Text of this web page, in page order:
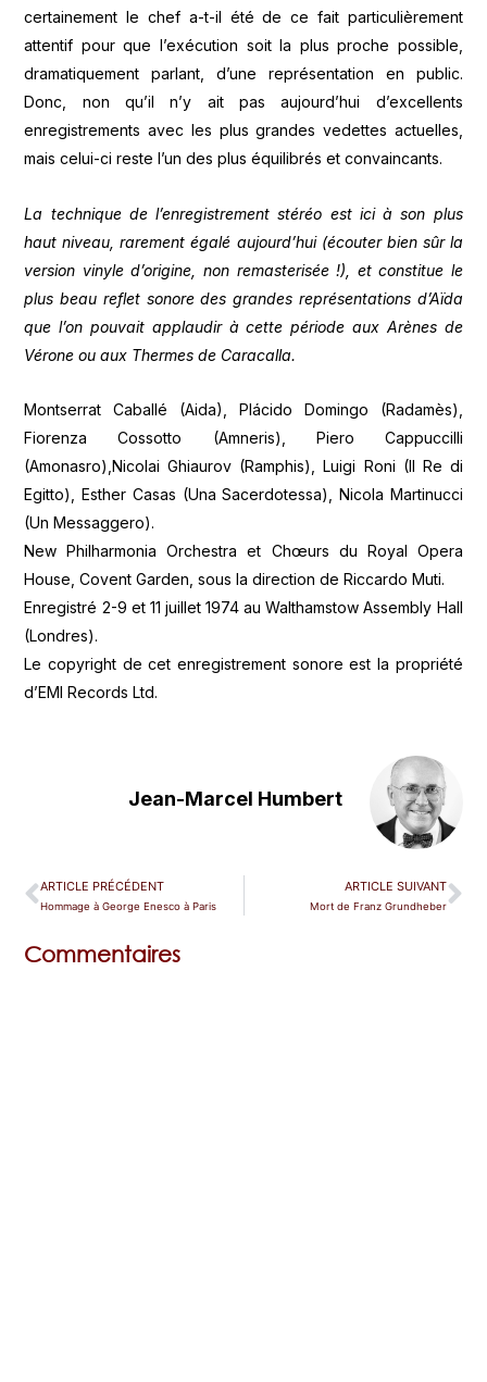
certainement le chef a-t-il été de ce fait particulièrement
attentif pour que l’exécution soit la plus proche possible,
dramatiquement parlant, d’une représentation en public.
Donc, non qu’il n’y ait pas aujourd’hui d’excellents
enregistrements avec les plus grandes vedettes actuelles,
mais celui-ci reste l’un des plus équilibrés et convaincants.
La technique de l’enregistrement stéréo est ici à son plus
haut niveau, rarement égalé aujourd’hui (écouter bien sûr la
version vinyle d’origine, non remasterisée !), et constitue le
plus beau reflet sonore des grandes représentations d’Aïda
que l’on pouvait applaudir à cette période aux Arènes de
Vérone ou aux Thermes de Caracalla.
Montserrat Caballé (Aida), Plácido Domingo (Radamès),
Fiorenza Cossotto (Amneris), Piero Cappuccilli
(Amonasro),Nicolai Ghiaurov (Ramphis), Luigi Roni (Il Re di
Egitto), Esther Casas (Una Sacerdotessa), Nicola Martinucci
(Un Messaggero).
New Philharmonia Orchestra et Chœurs du Royal Opera
House, Covent Garden, sous la direction de Riccardo Muti.
Enregistré 2-9 et 11 juillet 1974 au Walthamstow Assembly Hall
(Londres).
Le copyright de cet enregistrement sonore est la propriété
d’EMI Records Ltd.
Jean-Marcel Humbert
ARTICLE PRÉCÉDENT
Hommage à George Enesco à Paris
ARTICLE SUIVANT
Mort de Franz Grundheber
Commentaires